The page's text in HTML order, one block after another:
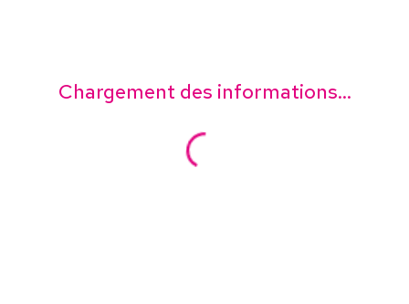
Chargement des informations...